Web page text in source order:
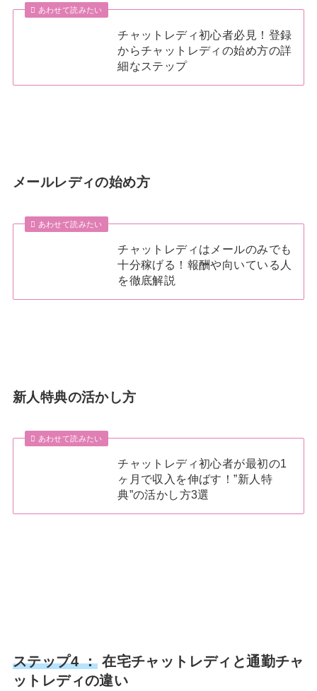
あわせて読みたい
チャットレディ初心者必見！登録
からチャットレディの始め方の詳
細なステップ
メールレディの始め方
あわせて読みたい
チャットレディはメールのみでも
十分稼げる！報酬や向いている人
を徹底解説
新人特典の活かし方
あわせて読みたい
チャットレディ初心者が最初の1
ヶ月で収入を伸ばす！”新人特
典”の活かし方3選
ステップ4 ：在宅チャットレディと通勤チャ
ットレディの違い